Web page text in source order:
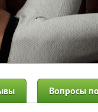
Вопросы